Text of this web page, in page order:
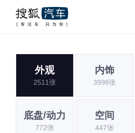
外观
2511张
内饰
3998张
底盘/动力
772张
空间
447张